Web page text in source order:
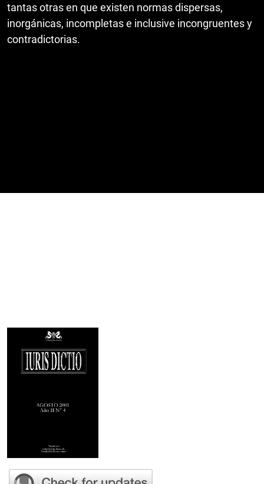
tantas otras en que existen normas dispersas,
inorgánicas, incompletas e inclusive incongruentes y
contradictorias.
Imagen de portada